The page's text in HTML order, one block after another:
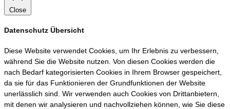
Close
Datenschutz Übersicht
Diese Website verwendet Cookies, um Ihr Erlebnis zu verbessern,
während Sie die Website nutzen. Von diesen Cookies werden die
nach Bedarf kategorisierten Cookies in Ihrem Browser gespeichert,
da sie für das Funktionieren der Grundfunktionen der Website
unerlässlich sind. Wir verwenden auch Cookies von Drittanbietern,
mit denen wir analysieren und nachvollziehen können, wie Sie diese